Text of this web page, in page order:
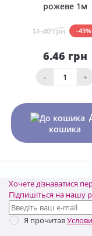
рожеве 1м
11.40 грн -43%
6.46 грн
- +
кошика
Хочете дізнаватися
Підпишіться на нашу
Я прочитав